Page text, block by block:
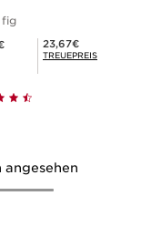
Mitgliederpreis 23,67€
23,67€
TREUEPREIS
angesehen